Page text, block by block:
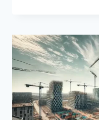
EKSPORT
OG
I
FOKUS